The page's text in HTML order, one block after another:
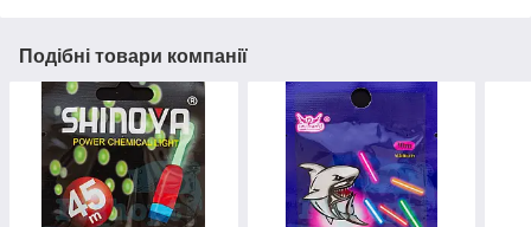
Подібні товари компанії